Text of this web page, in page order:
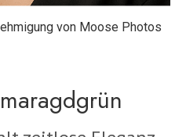
von Moose Photos